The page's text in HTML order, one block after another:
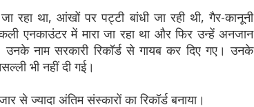
रहा था, आंखों पर पट्टी बांधी जा रही थी, गैर-कानूनी
एनकाउंटर में मारा जा रहा था और फिर उन्हें अनजान
नाम सरकारी रिकॉर्ड से गायब कर दिए गए। उनके
भी नहीं दी गई।
ज्यादा अंतिम संस्कारों का रिकॉर्ड बनाया।